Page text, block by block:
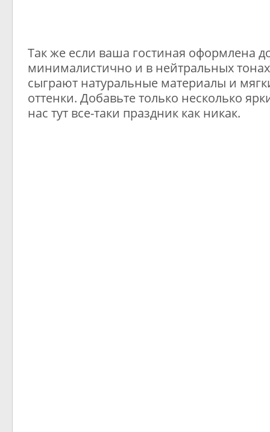
Так же если ваша гостиная оформлена
минималистично и в нейтральных
сыграют натуральные материалы и
оттенки. Добавьте только несколько
нас тут все-таки праздник как никак.